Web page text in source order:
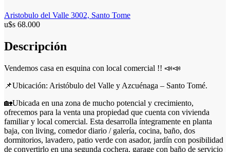
Aristobulo del Valle 3002, Santo Tome
u$s 68.000
Descripción
Vendemos casa en esquina con local comercial !! 📣📣
📌Ubicación: Aristóbulo del Valle y Azcuénaga – Santo Tomé.
🏡Ubicada en una zona de mucho potencial y crecimiento,
ofrecemos para la venta una propiedad que cuenta con vivienda
familiar y local comercial. Esta desarrolla íntegramente en planta
baja, con living, comedor diario / galería, cocina, baño, dos
dormitorios, lavadero, patio verde con asador, jardín con posibilidad
de convertirlo en una segunda cochera, garage con baño de servicio